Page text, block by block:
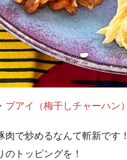
ブアイ（梅干しチャーハン
肉で炒めるなんて斬新です
のトッピングを！